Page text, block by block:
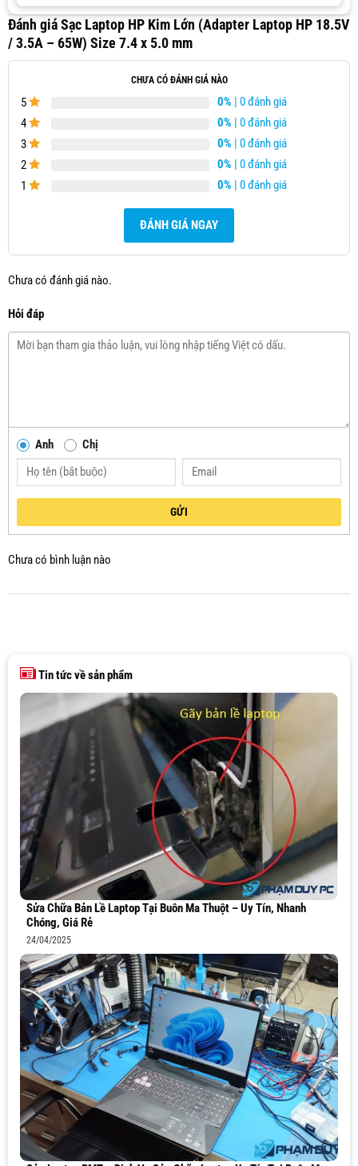
Đánh giá Sạc Laptop HP Kim Lớn (Adapter Laptop HP 18.5V
/ 3.5A – 65W) Size 7.4 x 5.0 mm
CHƯA CÓ ĐÁNH GIÁ NÀO
5 0% | 0 đánh giá
4
0% | 0 đánh giá
3
0% | 0 đánh giá
2
0% | 0 đánh giá
1
0% | 0 đánh giá
ĐÁNH GIÁ NGAY
Chưa có đánh giá nào.
Hỏi đáp
Anh Chị
GỬI
Chưa có bình luận nào
Tin tức về sản phẩm
Sửa Chữa Bản Lề Laptop Tại Buôn Ma Thuột – Uy Tín, Nhanh
Chóng, Giá Rẻ
24/04/2025